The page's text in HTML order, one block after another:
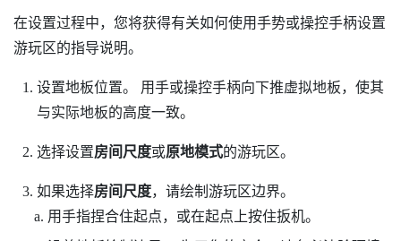
在设置过程中，您将获得有关如何使用手势或操控手柄设置
游玩区的指导说明。
设置地板位置。
用手或操控手柄向下推虚拟地板，使其
与实际地板的高度一致。
选择设置房间尺度或原地模式的游玩区。
如果选择房间尺度，请绘制游玩区边界。
用手指捏合住起点，或在起点上按住扳机。